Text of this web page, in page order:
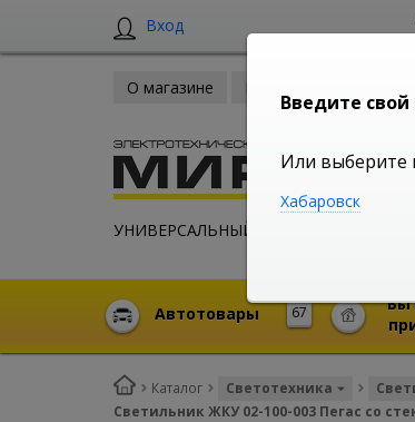
Вход
О магазине
УНИВЕРСАЛЬНЫЙ ИНТЕРНЕТ
67
Автотовары
Каталог Светотехника
Светильник ЖКУ 02-100-003 Пегас со
Введите свой
Или выберите
Хабаровск